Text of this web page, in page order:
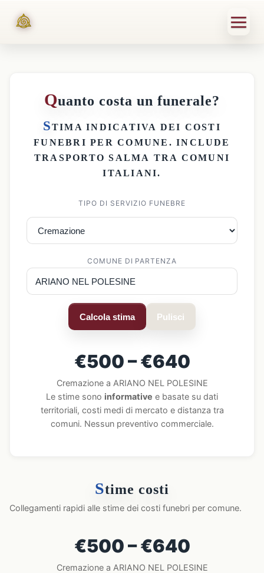
Quanto costa un funerale?
STIMA INDICATIVA DEI COSTI
FUNEBRI PER COMUNE . INCLUDE
TRASPORTO SALMA TRA COMUNI
ITALIANI.
TIPO DI SERVIZIO FUNEBRE
COMUNE DI PARTENZA
Calcola stima Pulisci
€500 – €640
Cremazione a ARIANO NEL POLESINE
Le stime sono informative e basate su dati
territoriali, costi medi di mercato e distanza tra
comuni. Nessun preventivo commerciale.
Stime costi
Collegamenti rapidi alle stime dei costi funebri per comune.
€500 – €640
Cremazione a ARIANO NEL POLESINE